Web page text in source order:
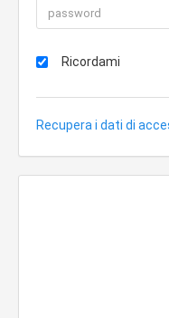
Ricordami
Recupera i dati di